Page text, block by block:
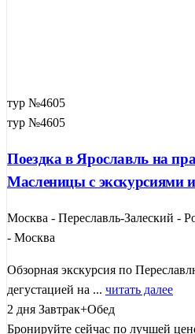
тур №4605
тур №4605
Поездка в Ярославль на
Масленицы с экскурсиями
Москва - Переславль-Залеский -
- Москва
Обзорная экскурсия по
дегустацией на ... читать далее
2 дня Завтрак+Обед
Бронируйте сейчас по лучшей